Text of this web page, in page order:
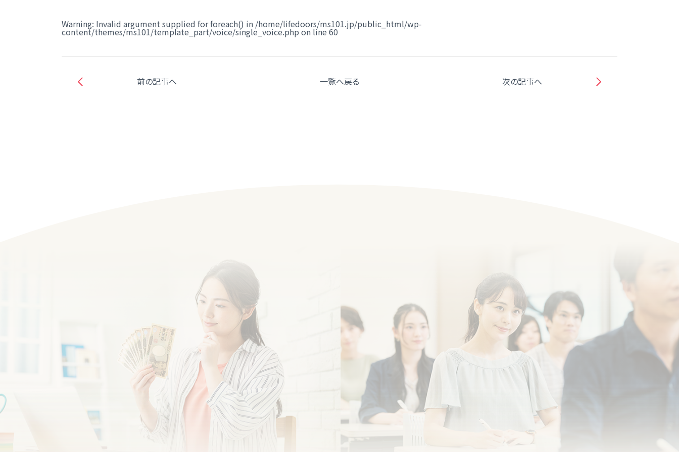
Warning: Invalid argument supplied for foreach() in /home/lifedoors/ms101.jp/public_html/wp-
content/themes/ms101/template_part/voice/single_voice.php on line 60
前の記事へ 一覧へ戻る 次の記事へ